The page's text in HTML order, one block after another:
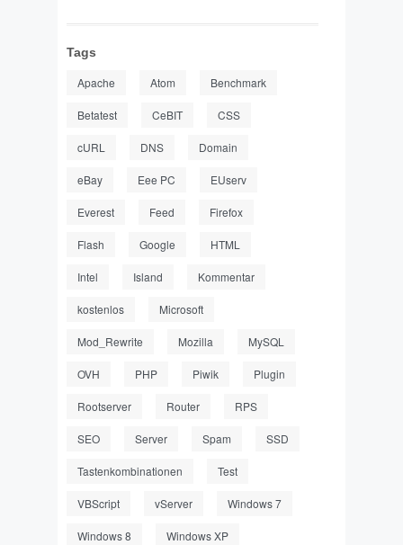
Tags
Apache Atom Benchmark
Betatest CeBIT CSS
cURL DNS Domain
eBay Eee PC EUserv
Everest Feed Firefox
Flash Google HTML
Intel Island Kommentar
kostenlos Microsoft
Mod_Rewrite Mozilla MySQL
OVH PHP Piwik Plugin
Rootserver Router RPS
SEO Server Spam SSD
Tastenkombinationen Test
VBScript vServer Windows 7
Windows 8 Windows XP